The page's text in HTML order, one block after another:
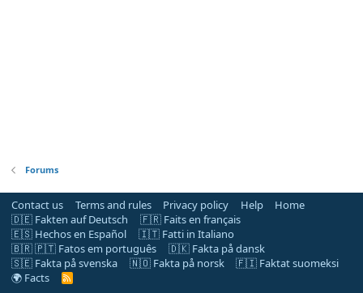
Forums
Contact us Terms and rules Privacy policy Help
Home
🇩🇪 Fakten auf Deutsch
🇫🇷 Faits en français
🇪🇸 Hechos en Español
🇮🇹 Fatti in Italiano
🇧🇷 🇵🇹 Fatos em português
🇩🇰 Fakta på dansk
🇸🇪 Fakta på svenska
🇳🇴 Fakta på norsk
🇫🇮 Faktat suomeksi
🌍 Facts
R